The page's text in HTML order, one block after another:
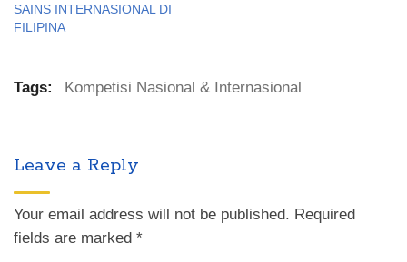
dipublikasikan di Journal…
SAINS INTERNASIONAL DI
FILIPINA
Tags: Kompetisi Nasional & Internasional
Leave a Reply
Your email address will not be published. Required
fields are marked *